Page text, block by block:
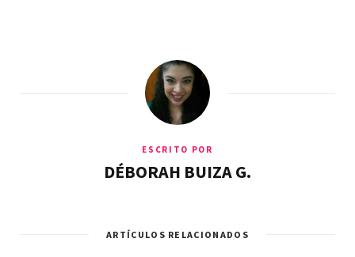
ESCRITO POR
DÉBORAH BUIZA G.
ARTÍCULOS RELACIONADOS